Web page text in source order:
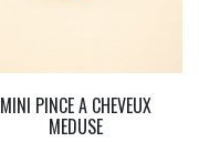
MINI PINCE A CHEVEUX
MEDUSE